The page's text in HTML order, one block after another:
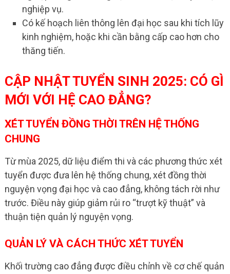
nghiệp vụ.
Có kế hoạch liên thông lên đại học sau khi tích lũy
kinh nghiệm, hoặc khi cần bằng cấp cao hơn cho
thăng tiến.
CẬP NHẬT TUYỂN SINH 2025: CÓ GÌ
MỚI VỚI HỆ CAO ĐẲNG?
XÉT TUYỂN ĐỒNG THỜI TRÊN HỆ THỐNG
CHUNG
Từ mùa 2025, dữ liệu điểm thi và các phương thức xét
tuyển được đưa lên hệ thống chung, xét đồng thời
nguyện vọng đại học và cao đẳng, không tách rời như
trước. Điều này giúp giảm rủi ro “trượt kỹ thuật” và
thuận tiện quản lý nguyện vọng.
QUẢN LÝ VÀ CÁCH THỨC XÉT TUYỂN
Khối trường cao đẳng được điều chỉnh về cơ chế quản